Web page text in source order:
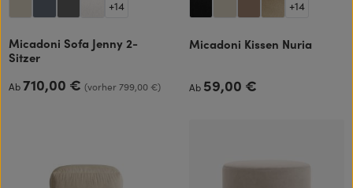
+14
Micadoni Sofa Jenny 2-
Sitzer
Regulärer Preis:
Ab710,00 €(vorher 799,00 €)
+14
Micadoni Kissen Nuria
Regulärer Preis:
Ab 59,00 €